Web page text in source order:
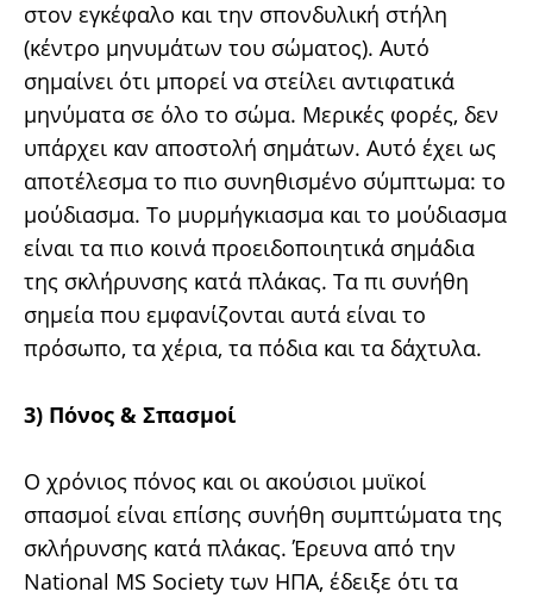
στον εγκέφαλο και την σπονδυλική στήλη
(κέντρο μηνυμάτων του σώματος). Αυτό
σημαίνει ότι μπορεί να στείλει αντιφατικά
μηνύματα σε όλο το σώμα. Μερικές φορές, δεν
υπάρχει καν αποστολή σημάτων. Αυτό έχει ως
αποτέλεσμα το πιο συνηθισμένο σύμπτωμα: το
μούδιασμα. Το μυρμήγκιασμα και το μούδιασμα
είναι τα πιο κοινά προειδοποιητικά σημάδια
της σκλήρυνσης κατά πλάκας. Τα πι συνήθη
σημεία που εμφανίζονται αυτά είναι το
πρόσωπο, τα χέρια, τα πόδια και τα δάχτυλα.
3) Πόνος & Σπασμοί
Ο χρόνιος πόνος και οι ακούσιοι μυϊκοί
σπασμοί είναι επίσης συνήθη συμπτώματα της
σκλήρυνσης κατά πλάκας. Έρευνα από την
National MS Society των ΗΠΑ, έδειξε ότι τα